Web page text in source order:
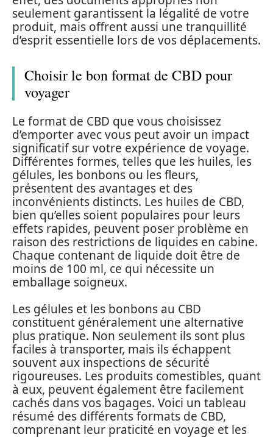
seulement garantissent la légalité de votre
produit, mais offrent aussi une tranquillité
d’esprit essentielle lors de vos déplacements.
Choisir le bon format de CBD pour
voyager
Le format de CBD que vous choisissez
d’emporter avec vous peut avoir un impact
significatif sur votre expérience de voyage.
Différentes formes, telles que les huiles, les
gélules, les bonbons ou les fleurs,
présentent des avantages et des
inconvénients distincts. Les huiles de CBD,
bien qu’elles soient populaires pour leurs
effets rapides, peuvent poser problème en
raison des restrictions de liquides en cabine.
Chaque contenant de liquide doit être de
moins de 100 ml, ce qui nécessite un
emballage soigneux.
Les gélules et les bonbons au CBD
constituent généralement une alternative
plus pratique. Non seulement ils sont plus
faciles à transporter, mais ils échappent
souvent aux inspections de sécurité
rigoureuses. Les produits comestibles, quant
à eux, peuvent également être facilement
cachés dans vos bagages. Voici un tableau
résumé des différents formats de CBD,
comprenant leur praticité en voyage et les